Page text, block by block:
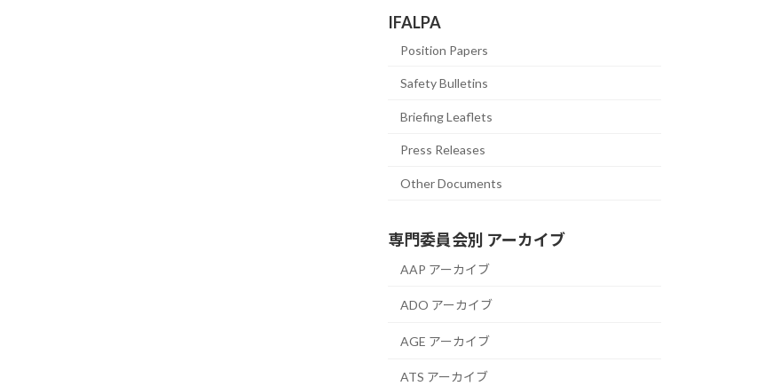
IFALPA
Position Papers
Safety Bulletins
Briefing Leaflets
Press Releases
Other Documents
専門委員会別 アーカイブ
AAP アーカイブ
ADO アーカイブ
AGE アーカイブ
ATS アーカイブ